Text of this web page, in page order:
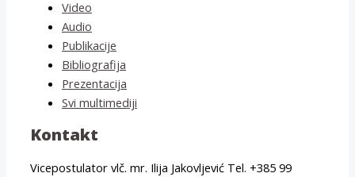
Video
Audio
Publikacije
Bibliografija
Prezentacija
Svi multimediji
Kontakt
Vicepostulator vlč. mr. Ilija Jakovljević Tel. +385 99